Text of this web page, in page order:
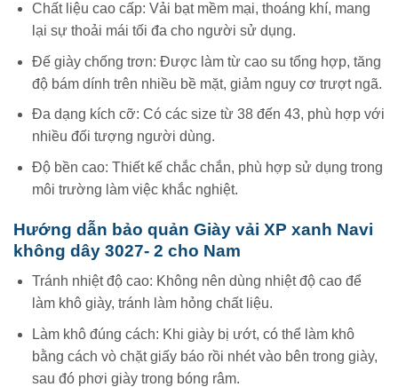
Chất liệu cao cấp: Vải bạt mềm mại, thoáng khí, mang
lại sự thoải mái tối đa cho người sử dụng.
Đế giày chống trơn: Được làm từ cao su tổng hợp, tăng
độ bám dính trên nhiều bề mặt, giảm nguy cơ trượt ngã.
Đa dạng kích cỡ: Có các size từ 38 đến 43, phù hợp với
nhiều đối tượng người dùng.
Độ bền cao: Thiết kế chắc chắn, phù hợp sử dụng trong
môi trường làm việc khắc nghiệt.
Hướng dẫn bảo quản Giày vải XP xanh Navi
không dây 3027- 2 cho Nam
Tránh nhiệt độ cao: Không nên dùng nhiệt độ cao để
làm khô giày, tránh làm hỏng chất liệu.
Làm khô đúng cách: Khi giày bị ướt, có thể làm khô
bằng cách vò chặt giấy báo rồi nhét vào bên trong giày,
sau đó phơi giày trong bóng râm.